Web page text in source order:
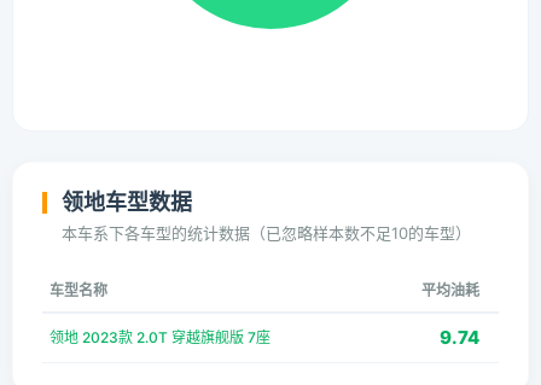
领地车型数据
本车系下各车型的统计数据（已忽略样本数不足10的车型）
车型名称 平均油耗
领地 2023款 2.0T 穿越旗舰版 7座 9.74